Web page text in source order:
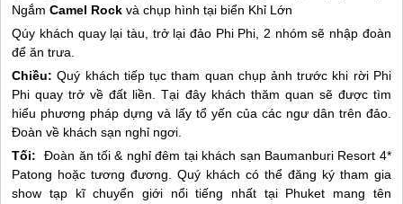
Ngắm Camel Rockvà chụp hình tại biển Khỉ Lớn
Qúy khách quay lại tàu, trở lại đảo Phi Phi, 2 nhóm sẽ nhập đoàn
để ăn trưa.
Chiều:Quý khách tiếp tục tham quan chụp ảnh trước khi rời Phi
Phi quay trở về đất liền. Tại đây khách thăm quan sẽ được tìm
hiểu phương pháp dựng và lấy tổ yến của các ngư dân trên đảo.
Đoàn về khách sạn nghỉ ngơi.
Tối:
Đoàn ăn tối & nghỉ đêm tại khách sạn Baumanburi Resort 4*
Patong hoặc tương đương. Quý khách có thể đăng ký tham gia
show tạp kĩ chuyển giới nổi tiếng nhất tại Phuket mang tên